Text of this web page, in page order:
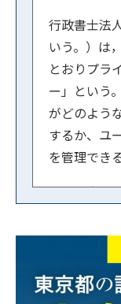
行政書士法
いう。）は
とおりプラ
ー」という
がどのよう
するか、ユ
を管理でき
【１．事業
住所：東京
代表者：